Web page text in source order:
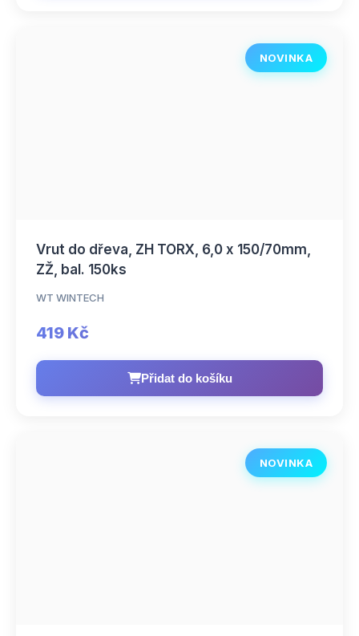
NOVINKA
Vrut do dřeva, ZH TORX, 6,0 x 150/70mm,
ZŽ, bal. 150ks
WT WINTECH
419 Kč
Přidat do košíku
NOVINKA